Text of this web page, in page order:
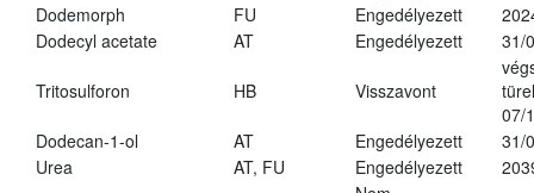
Dodemorph
FU Engedélyezett
Dodecyl acetate
AT Engedélyezett 31/
Tritosulforon HB Visszavont
07/
Dodecan-1-ol
AT Engedélyezett
31/
Urea
AT, FU Engedélyezett